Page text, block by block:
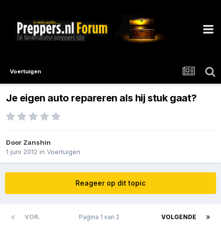
Voertuigen
Je eigen auto repareren als hij stuk gaat?
Door Zanshin
1 juni 2012 in Voertuigen
Reageer op dit topic
VOR. VOLGENDE
Pagina 1 van 2